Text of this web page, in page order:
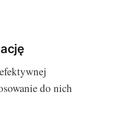
do nich